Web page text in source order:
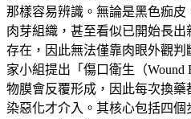
那樣容易辨識。無論是黑色痂
肉芽組織，甚至看似已開始長
存在，因此無法僅靠肉眼外觀
家小組提出「傷口衛生（Wound
物膜會反覆形成，因此每次換
染惡化才介入。其核心包括四個